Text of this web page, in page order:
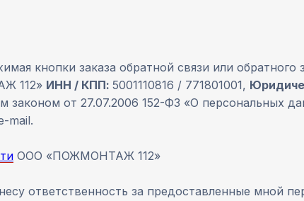
кнопки заказа обратной связи или обратного
112» ИНН / КПП: 5001110816 / 771801001,
от 27.07.2006 152-ФЗ «О персональных
mail.
ООО «ПОЖМОНТАЖ 112»
ответственность за предоставленные мной